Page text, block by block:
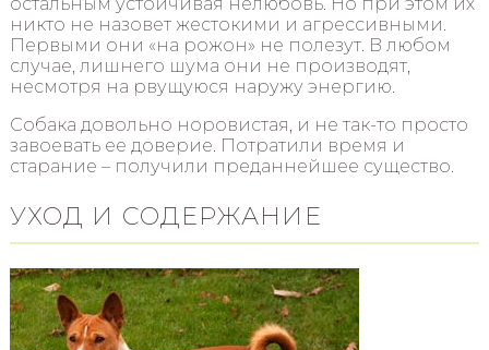
никто не назовет жестокими и агрессивными.
Первыми они «на рожон» не полезут. В любом
случае, лишнего шума они не производят,
несмотря на рвущуюся наружу энергию.
Собака довольно норовистая, и не так-то просто
завоевать ее доверие. Потратили время и
старание – получили преданнейшее существо.
УХОД И СОДЕРЖАНИЕ